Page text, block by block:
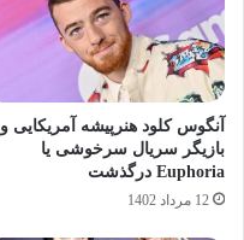
آنگوس کلود هنرپیشه آمریکایی و
بازیگر سریال سرخوشی یا
Euphoria درگذشت
12 مرداد 1402